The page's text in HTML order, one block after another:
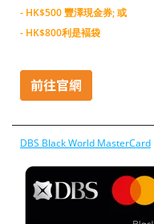
- HK$500 豐澤現金券; 或
- HK$800利是褔袋
DBS Black World MasterCard